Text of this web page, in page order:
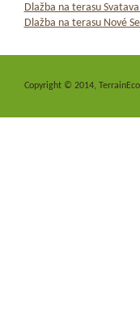
Dlažba na terasu
Dlažba na terasu Nové
Copyright © 2014,